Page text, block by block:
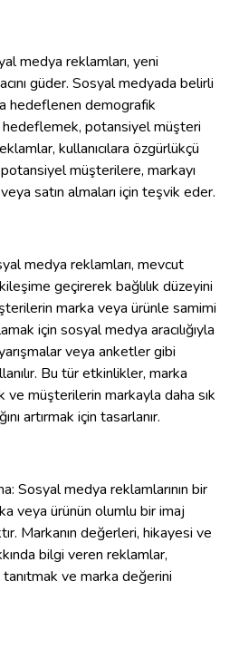
medya reklamları, yeni
güder. Sosyal medyada belirli
hedeflenen demografik
potansiyel müşteri
kullanıcılara özgürlükçü
müşterilere, markayı
satın almaları için teşvik eder.
medya reklamları, mevcut
geçirerek bağlılık düzeyini
marka veya ürünle samimi
için sosyal medya aracılığıyla
veya anketler gibi
Bu tür etkinlikler, marka
müşterilerin markayla daha sık
artırmak için tasarlanır.
Sosyal medya reklamlarının bir
veya ürünün olumlu bir imaj
Markanın değerleri, hikayesi ve
bilgi veren reklamlar,
ve marka değerini